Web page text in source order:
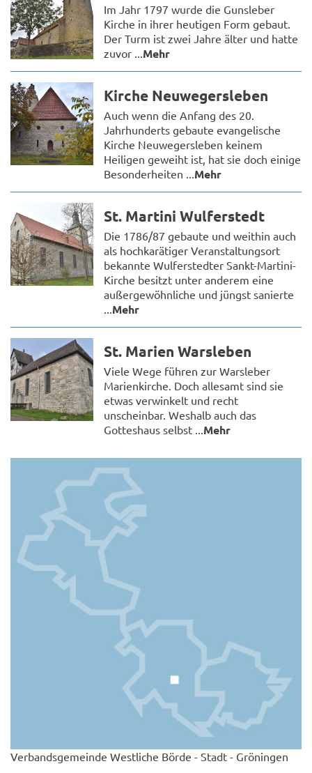
Im Jahr 1797 wurde die Gunsleber
Kirche in ihrer heutigen Form gebaut.
Der Turm ist zwei Jahre älter und hatte
zuvor ... Mehr
Kirche Neuwegersleben
Auch wenn die Anfang des 20.
Jahrhunderts gebaute evangelische
Kirche Neuwegersleben keinem
Heiligen geweiht ist, hat sie doch einige
Besonderheiten ... Mehr
St. Martini Wulferstedt
Die 1786/87 gebaute und weithin auch
als hochkarätiger Veranstaltungsort
bekannte Wulferstedter Sankt-Martini-
Kirche besitzt unter anderem eine
außergewöhnliche und jüngst sanierte
Mehr
St. Marien Warsleben
Viele Wege führen zur Warsleber
Marienkirche. Doch allesamt sind sie
etwas verwinkelt und recht
unscheinbar. Weshalb auch das
Gotteshaus selbst ... Mehr
Verbandsgemeinde Westliche Börde - Stadt - Gröningen